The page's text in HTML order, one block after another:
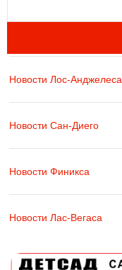
Новости Лос-Анджелеса
Новости Сан-Диего
Новости Финикса
Новости Лас-Вегаса